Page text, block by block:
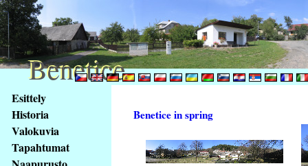
obsah
stránky
Klávesové
zkratky
Esittely
Historia
Valokuvia
Tapahtumat
Benetice in spring
Benetice
Benetice